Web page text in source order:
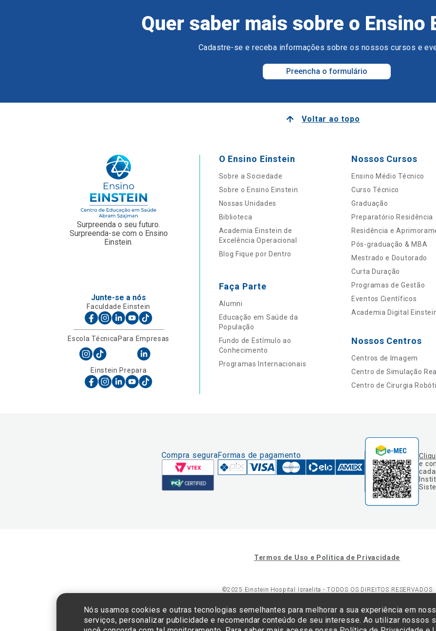
Quer saber mais sobre o Ensino
Cadastre-se e receba informações sobre os nossos cursos e
Preencha o formulário
Voltar ao topo
Surpreenda o seu futuro.
Surpreenda-se com o Ensino
Einstein.
Junte-se a nós
Faculdade Einstein
Escola TécnicaPara Empresas
Einstein Prepara
O Ensino Einstein
Sobre a Sociedade
Sobre o Ensino Einstein
Nossas Unidades
Biblioteca
Academia Einstein de
Excelência Operacional
Blog Fique por Dentro
Faça Parte
Alumni
Educação em Saúde da
População
Fundo de Estímulo ao
Conhecimento
Programas Internacionais
Nossos Cursos
Ensino Médio Técnico
Curso Técnico
Graduação
Preparatório Residência
Residência e
Pós-graduação & MBA
Mestrado e Doutorado
Curta Duração
Programas de Gestão
Eventos Científicos
Academia Digital
Nossos Centros
Centros de Imagem
Centro de Simulação
Centro de Cirurgia
Compra seguraFormas de pagamento
e
Termos de Uso e Política de Privacidade
©2025 Einstein Hospital Israelita - TODOS OS DIREITOS RESERVADOS
Nós usamos cookies e outras tecnologias semelhantes para melhorar a sua experiência em
serviços, personalizar publicidade e recomendar conteúdo de seu interesse. Ao utilizar nossos